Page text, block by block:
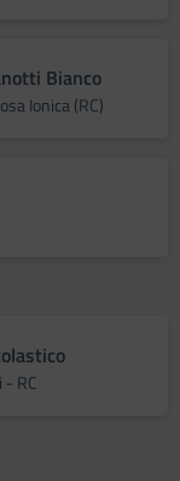
Bianco
Ionica (RC)
- RC